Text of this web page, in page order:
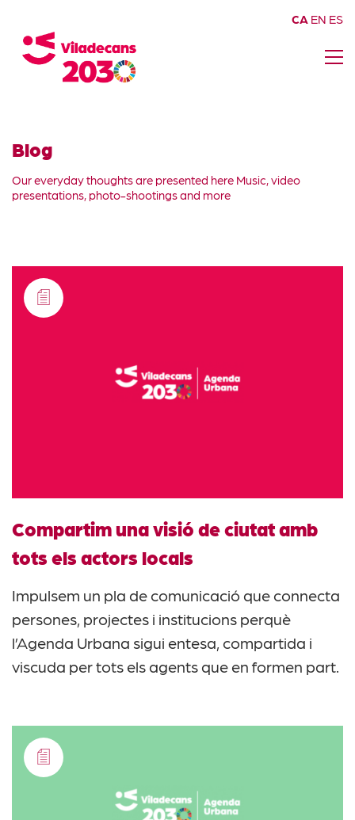
Blog
Our everyday thoughts are presented here Music, video
presentations, photo-shootings and more
Compartim una visió de ciutat amb
tots els actors locals
Impulsem un pla de comunicació que connecta
persones, projectes i institucions perquè
l’Agenda Urbana sigui entesa, compartida i
viscuda per tots els agents que en formen part.
CA EN ES